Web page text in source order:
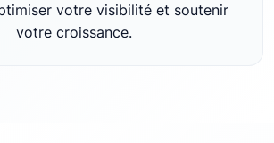
votre visibilité et soutenir
votre croissance.